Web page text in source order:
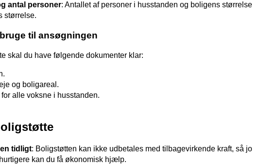
antal personer: Antallet af personer i husstanden og boligens størrelse
størrelse.
til ansøgningen
skal du have følgende dokumenter klar:
og boligareal.
alle voksne i husstanden.
tidligt: Boligstøtten kan ikke udbetales med tilbagevirkende kraft, så jo
kan du få økonomisk hjælp.